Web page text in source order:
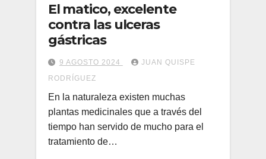
El matico, excelente
contra las ulceras
gástricas
9 AGOSTO 2024
JUAN QUISPE
RODRÍGUEZ
En la naturaleza existen muchas
plantas medicinales que a través del
tiempo han servido de mucho para el
tratamiento de…